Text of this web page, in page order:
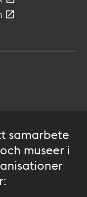
samarbete
museer i